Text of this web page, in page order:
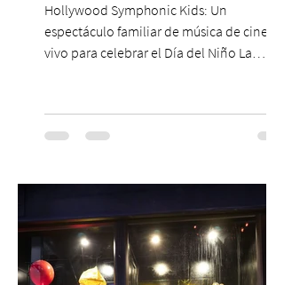
Hollywood Symphonic Kids: Un
espectáculo familiar de música de cine en
vivo para celebrar el Día del Niño La
musical única e inolvidable con motivo del
Día del Niño. El espectáculo Hollywood
de todos los tiempos en un concierto en
sinfónica en pleno, coro y una
sorprendente puesta en escena pensada
especialmente pa